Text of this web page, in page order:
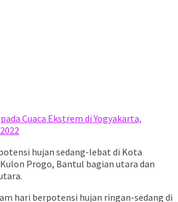
Cuaca Ekstrem di Yogyakarta,
hujan sedang-lebat di Kota
Progo, Bantul bagian utara dan
hari berpotensi hujan ringan-sedang di